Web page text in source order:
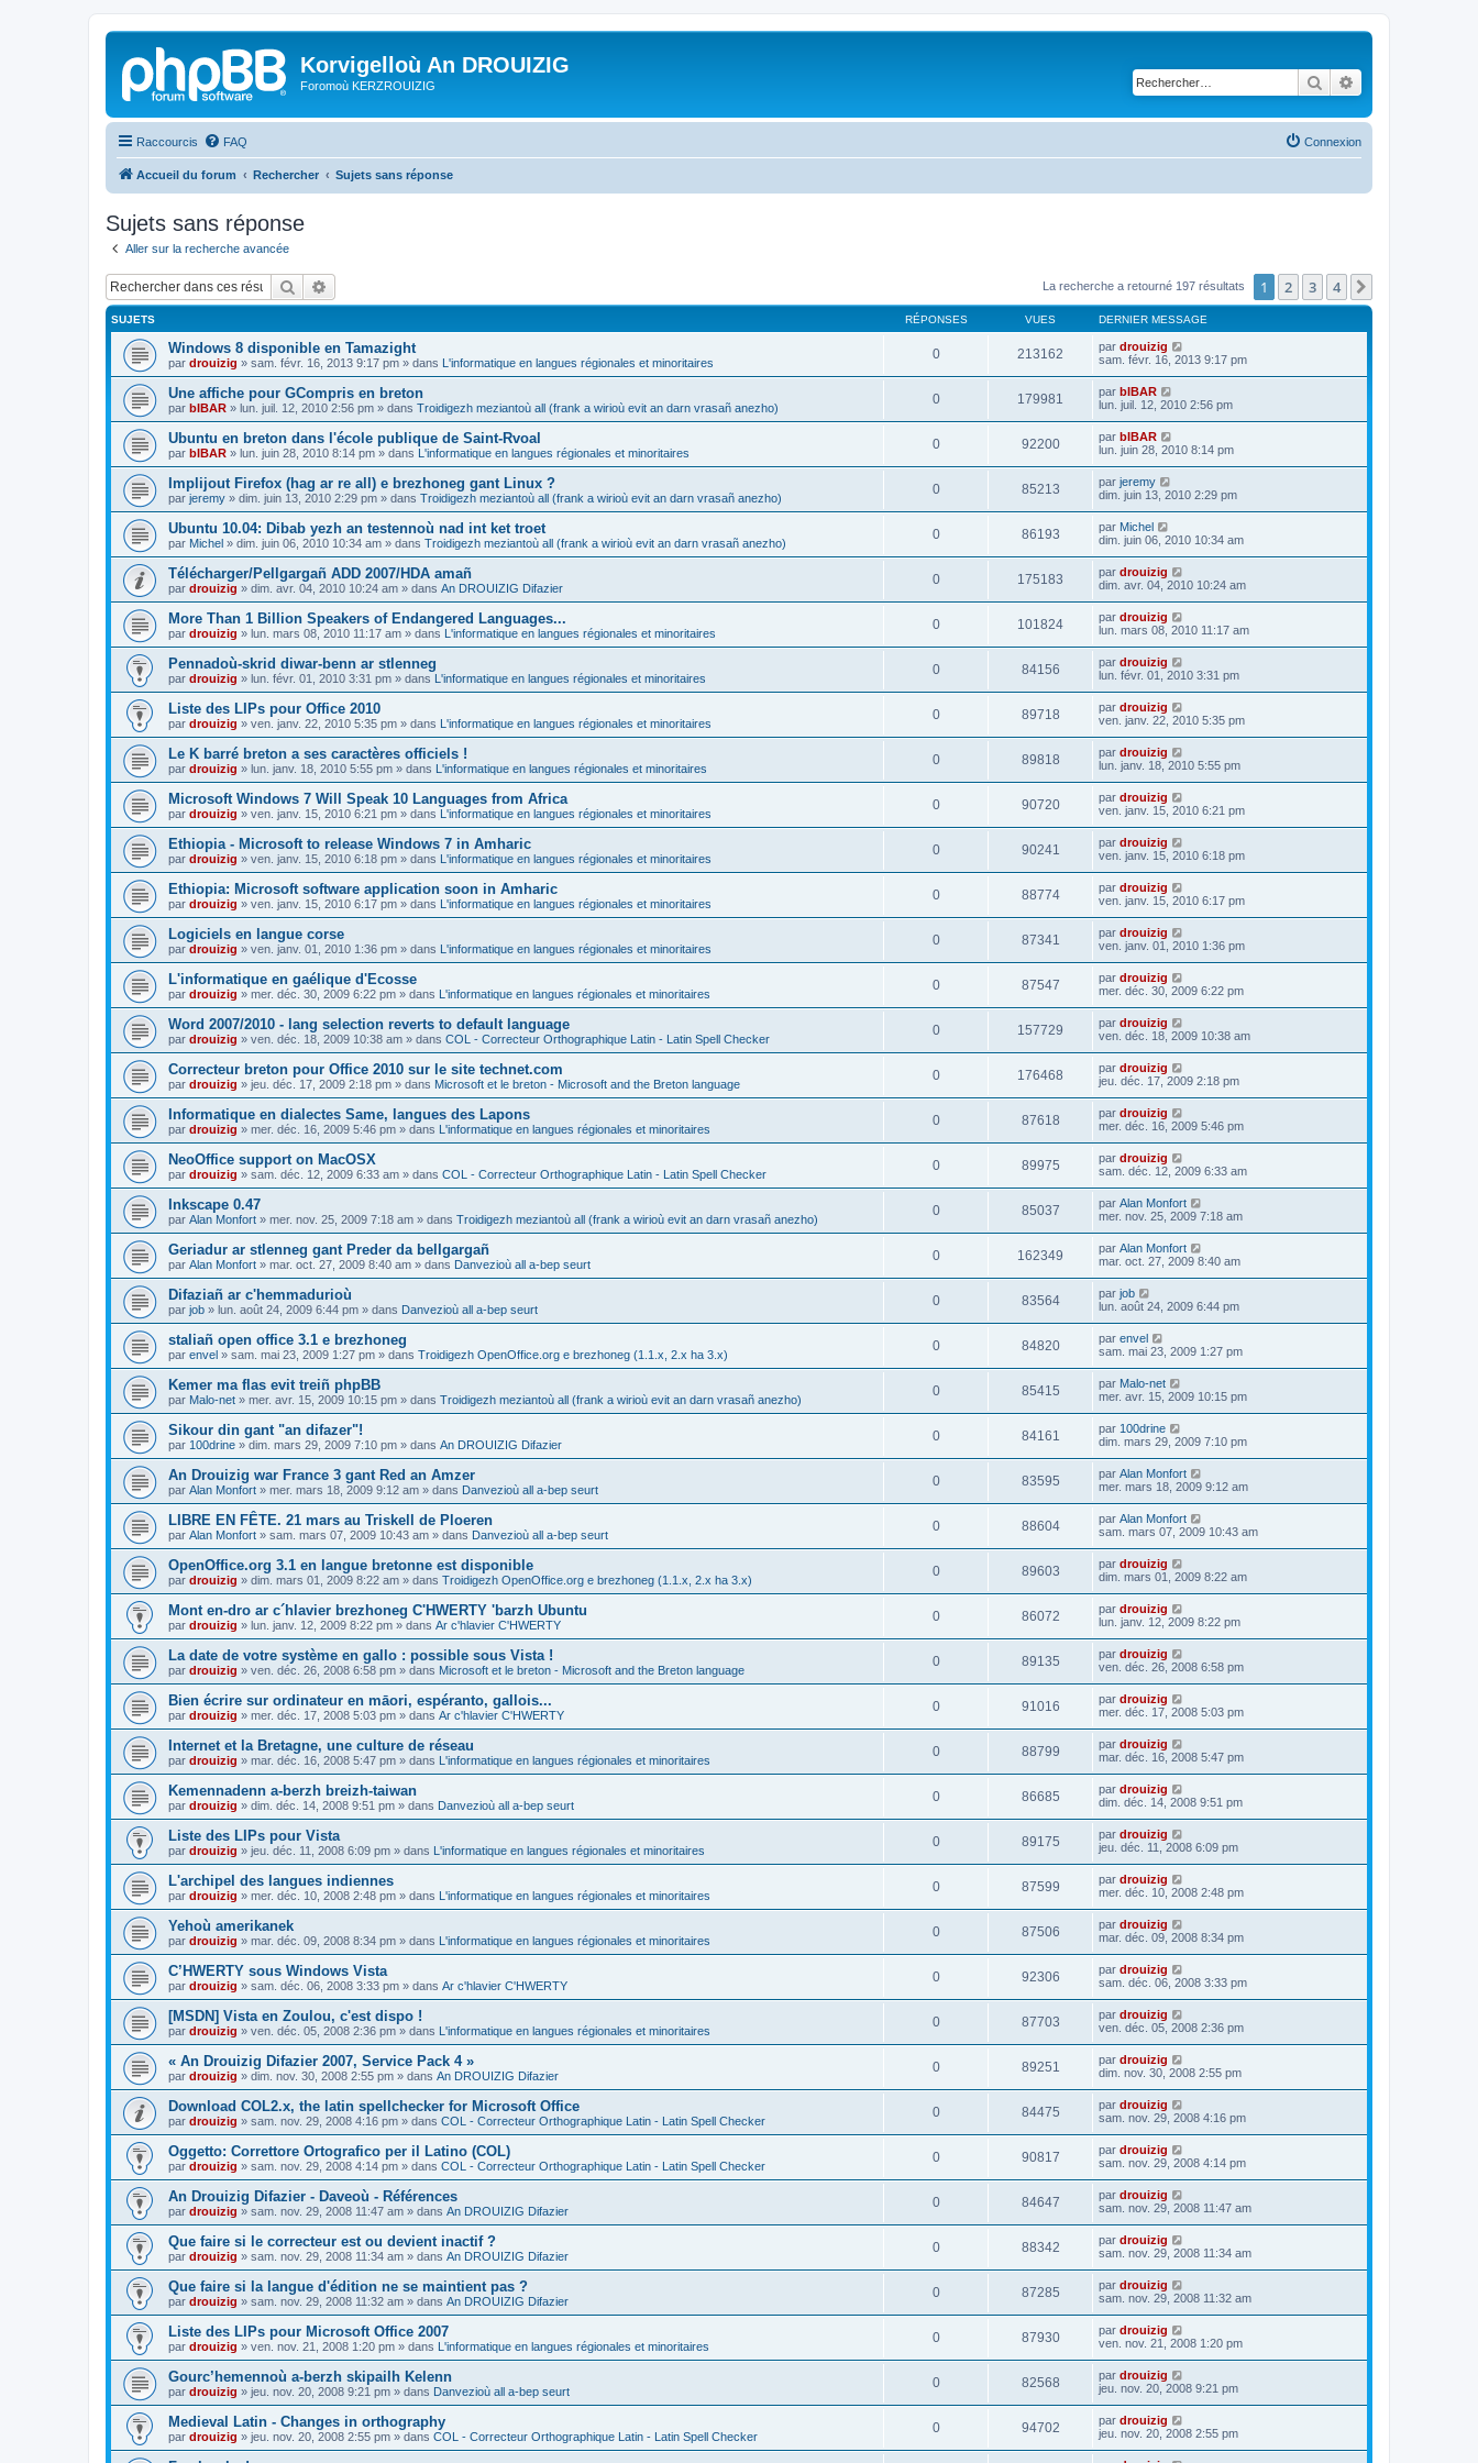
Korvigelloù An DROUIZIG
Foromoù KERZROUIZIG Rechercher
Raccourcis FAQ Connexion
Accueil du forum Rechercher Sujets sans réponse
Sujets sans réponse
Aller sur la recherche avancée
Rechercher La recherche a retourné 197 résultats 1 2 3 4
SUJETS RÉPONSES VUES DERNIER MESSAGE
Windows 8 disponible en Tamazight
par drouizig » sam. févr. 16, 2013 9:17 pm » dans L'informatique en langues régionales et minoritaires
0 213162 par drouizig
sam. févr. 16, 2013 9:17 pm
Une affiche pour GCompris en breton
par bIBAR » lun. juil. 12, 2010 2:56 pm » dans Troidigezh meziantoù all (frank a wirioù evit an darn vrasañ anezho)
0 179981 par bIBAR
lun. juil. 12, 2010 2:56 pm
Ubuntu en breton dans l'école publique de Saint-Rvoal
par bIBAR » lun. juin 28, 2010 8:14 pm » dans L'informatique en langues régionales et minoritaires
0 92200 par bIBAR
lun. juin 28, 2010 8:14 pm
Implijout Firefox (hag ar re all) e brezhoneg gant Linux ?
par jeremy » dim. juin 13, 2010 2:29 pm » dans Troidigezh meziantoù all (frank a wirioù evit an darn vrasañ anezho)
0 85213 par jeremy
dim. juin 13, 2010 2:29 pm
Ubuntu 10.04: Dibab yezh an testennoù nad int ket troet
par Michel » dim. juin 06, 2010 10:34 am » dans Troidigezh meziantoù all (frank a wirioù evit an darn vrasañ anezho)
0 86193 par Michel
dim. juin 06, 2010 10:34 am
Télécharger/Pellgargañ ADD 2007/HDA amañ
par drouizig » dim. avr. 04, 2010 10:24 am » dans An DROUIZIG Difazier
0 175183 par drouizig
dim. avr. 04, 2010 10:24 am
More Than 1 Billion Speakers of Endangered Languages...
par drouizig » lun. mars 08, 2010 11:17 am » dans L'informatique en langues régionales et minoritaires
0 101824 par drouizig
lun. mars 08, 2010 11:17 am
Pennadoù-skrid diwar-benn ar stlenneg
par drouizig » lun. févr. 01, 2010 3:31 pm » dans L'informatique en langues régionales et minoritaires
0 84156 par drouizig
lun. févr. 01, 2010 3:31 pm
Liste des LIPs pour Office 2010
par drouizig » ven. janv. 22, 2010 5:35 pm » dans L'informatique en langues régionales et minoritaires
0 89718 par drouizig
ven. janv. 22, 2010 5:35 pm
Le K barré breton a ses caractères officiels !
par drouizig » lun. janv. 18, 2010 5:55 pm » dans L'informatique en langues régionales et minoritaires
0 89818 par drouizig
lun. janv. 18, 2010 5:55 pm
Microsoft Windows 7 Will Speak 10 Languages from Africa
par drouizig » ven. janv. 15, 2010 6:21 pm » dans L'informatique en langues régionales et minoritaires
0 90720 par drouizig
ven. janv. 15, 2010 6:21 pm
Ethiopia - Microsoft to release Windows 7 in Amharic
par drouizig » ven. janv. 15, 2010 6:18 pm » dans L'informatique en langues régionales et minoritaires
0 90241 par drouizig
ven. janv. 15, 2010 6:18 pm
Ethiopia: Microsoft software application soon in Amharic
par drouizig » ven. janv. 15, 2010 6:17 pm » dans L'informatique en langues régionales et minoritaires
0 88774 par drouizig
ven. janv. 15, 2010 6:17 pm
Logiciels en langue corse
par drouizig » ven. janv. 01, 2010 1:36 pm » dans L'informatique en langues régionales et minoritaires
0 87341 par drouizig
ven. janv. 01, 2010 1:36 pm
L'informatique en gaélique d'Ecosse
par drouizig » mer. déc. 30, 2009 6:22 pm » dans L'informatique en langues régionales et minoritaires
0 87547 par drouizig
mer. déc. 30, 2009 6:22 pm
Word 2007/2010 - lang selection reverts to default language
par drouizig » ven. déc. 18, 2009 10:38 am » dans COL - Correcteur Orthographique Latin - Latin Spell Checker
0 157729 par drouizig
ven. déc. 18, 2009 10:38 am
Correcteur breton pour Office 2010 sur le site technet.com
par drouizig » jeu. déc. 17, 2009 2:18 pm » dans Microsoft et le breton - Microsoft and the Breton language
0 176468 par drouizig
jeu. déc. 17, 2009 2:18 pm
Informatique en dialectes Same, langues des Lapons
par drouizig » mer. déc. 16, 2009 5:46 pm » dans L'informatique en langues régionales et minoritaires
0 87618 par drouizig
mer. déc. 16, 2009 5:46 pm
NeoOffice support on MacOSX
par drouizig » sam. déc. 12, 2009 6:33 am » dans COL - Correcteur Orthographique Latin - Latin Spell Checker
0 89975 par drouizig
sam. déc. 12, 2009 6:33 am
Inkscape 0.47
par Alan Monfort » mer. nov. 25, 2009 7:18 am » dans Troidigezh meziantoù all (frank a wirioù evit an darn vrasañ anezho)
0 85037 par Alan Monfort
mer. nov. 25, 2009 7:18 am
Geriadur ar stlenneg gant Preder da bellgargañ
par Alan Monfort » mar. oct. 27, 2009 8:40 am » dans Danvezioù all a-bep seurt
0 162349 par Alan Monfort
mar. oct. 27, 2009 8:40 am
Difaziañ ar c'hemmadurioù
par job » lun. août 24, 2009 6:44 pm » dans Danvezioù all a-bep seurt
0 83564 par job
lun. août 24, 2009 6:44 pm
staliañ open office 3.1 e brezhoneg
par envel » sam. mai 23, 2009 1:27 pm » dans Troidigezh OpenOffice.org e brezhoneg (1.1.x, 2.x ha 3.x)
0 84820 par envel
sam. mai 23, 2009 1:27 pm
Kemer ma flas evit treiñ phpBB
par Malo-net » mer. avr. 15, 2009 10:15 pm » dans Troidigezh meziantoù all (frank a wirioù evit an darn vrasañ anezho)
0 85415 par Malo-net
mer. avr. 15, 2009 10:15 pm
Sikour din gant "an difazer"!
par 100drine » dim. mars 29, 2009 7:10 pm » dans An DROUIZIG Difazier
0 84161 par 100drine
dim. mars 29, 2009 7:10 pm
An Drouizig war France 3 gant Red an Amzer
par Alan Monfort » mer. mars 18, 2009 9:12 am » dans Danvezioù all a-bep seurt
0 83595 par Alan Monfort
mer. mars 18, 2009 9:12 am
LIBRE EN FÊTE. 21 mars au Triskell de Ploeren
par Alan Monfort » sam. mars 07, 2009 10:43 am » dans Danvezioù all a-bep seurt
0 88604 par Alan Monfort
sam. mars 07, 2009 10:43 am
OpenOffice.org 3.1 en langue bretonne est disponible
par drouizig » dim. mars 01, 2009 8:22 am » dans Troidigezh OpenOffice.org e brezhoneg (1.1.x, 2.x ha 3.x)
0 89603 par drouizig
dim. mars 01, 2009 8:22 am
Mont en-dro ar c´hlavier brezhoneg C'HWERTY 'barzh Ubuntu
par drouizig » lun. janv. 12, 2009 8:22 pm » dans Ar c'hlavier C'HWERTY
0 86072 par drouizig
lun. janv. 12, 2009 8:22 pm
La date de votre système en gallo : possible sous Vista !
par drouizig » ven. déc. 26, 2008 6:58 pm » dans Microsoft et le breton - Microsoft and the Breton language
0 89135 par drouizig
ven. déc. 26, 2008 6:58 pm
Bien écrire sur ordinateur en māori, espéranto, gallois...
par drouizig » mer. déc. 17, 2008 5:03 pm » dans Ar c'hlavier C'HWERTY
0 91016 par drouizig
mer. déc. 17, 2008 5:03 pm
Internet et la Bretagne, une culture de réseau
par drouizig » mar. déc. 16, 2008 5:47 pm » dans L'informatique en langues régionales et minoritaires
0 88799 par drouizig
mar. déc. 16, 2008 5:47 pm
Kemennadenn a-berzh breizh-taiwan
par drouizig » dim. déc. 14, 2008 9:51 pm » dans Danvezioù all a-bep seurt
0 86685 par drouizig
dim. déc. 14, 2008 9:51 pm
Liste des LIPs pour Vista
par drouizig » jeu. déc. 11, 2008 6:09 pm » dans L'informatique en langues régionales et minoritaires
0 89175 par drouizig
jeu. déc. 11, 2008 6:09 pm
L'archipel des langues indiennes
par drouizig » mer. déc. 10, 2008 2:48 pm » dans L'informatique en langues régionales et minoritaires
0 87599 par drouizig
mer. déc. 10, 2008 2:48 pm
Yehoù amerikanek
par drouizig » mar. déc. 09, 2008 8:34 pm » dans L'informatique en langues régionales et minoritaires
0 87506 par drouizig
mar. déc. 09, 2008 8:34 pm
C’HWERTY sous Windows Vista
par drouizig » sam. déc. 06, 2008 3:33 pm » dans Ar c'hlavier C'HWERTY
0 92306 par drouizig
sam. déc. 06, 2008 3:33 pm
[MSDN] Vista en Zoulou, c'est dispo !
par drouizig » ven. déc. 05, 2008 2:36 pm » dans L'informatique en langues régionales et minoritaires
0 87703 par drouizig
ven. déc. 05, 2008 2:36 pm
« An Drouizig Difazier 2007, Service Pack 4 »
par drouizig » dim. nov. 30, 2008 2:55 pm » dans An DROUIZIG Difazier
0 89251 par drouizig
dim. nov. 30, 2008 2:55 pm
Download COL2.x, the latin spellchecker for Microsoft Office
par drouizig » sam. nov. 29, 2008 4:16 pm » dans COL - Correcteur Orthographique Latin - Latin Spell Checker
0 84475 par drouizig
sam. nov. 29, 2008 4:16 pm
Oggetto: Correttore Ortografico per il Latino (COL)
par drouizig » sam. nov. 29, 2008 4:14 pm » dans COL - Correcteur Orthographique Latin - Latin Spell Checker
0 90817 par drouizig
sam. nov. 29, 2008 4:14 pm
An Drouizig Difazier - Daveoù - Références
par drouizig » sam. nov. 29, 2008 11:47 am » dans An DROUIZIG Difazier
0 84647 par drouizig
sam. nov. 29, 2008 11:47 am
Que faire si le correcteur est ou devient inactif ?
par drouizig » sam. nov. 29, 2008 11:34 am » dans An DROUIZIG Difazier
0 88342 par drouizig
sam. nov. 29, 2008 11:34 am
Que faire si la langue d'édition ne se maintient pas ?
par drouizig » sam. nov. 29, 2008 11:32 am » dans An DROUIZIG Difazier
0 87285 par drouizig
sam. nov. 29, 2008 11:32 am
Liste des LIPs pour Microsoft Office 2007
par drouizig » ven. nov. 21, 2008 1:20 pm » dans L'informatique en langues régionales et minoritaires
0 87930 par drouizig
ven. nov. 21, 2008 1:20 pm
Gourc’hemennoù a-berzh skipailh Kelenn
par drouizig » jeu. nov. 20, 2008 9:21 pm » dans Danvezioù all a-bep seurt
0 82568 par drouizig
jeu. nov. 20, 2008 9:21 pm
Medieval Latin - Changes in orthography
par drouizig » jeu. nov. 20, 2008 2:55 pm » dans COL - Correcteur Orthographique Latin - Latin Spell Checker
0 94702 par drouizig
jeu. nov. 20, 2008 2:55 pm